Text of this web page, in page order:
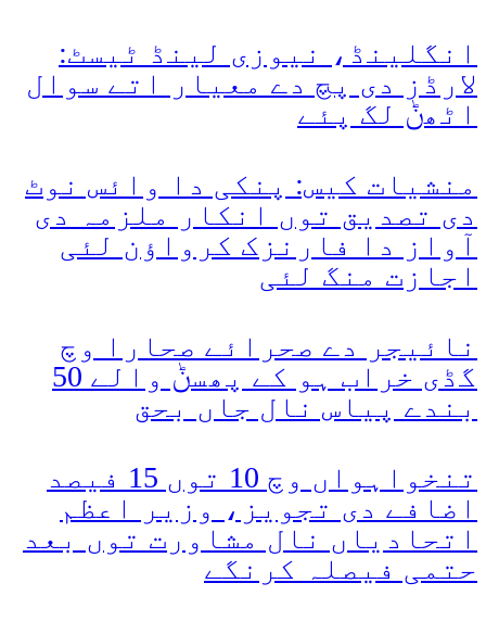
انگلینڈ، نیوزی لینڈ ٹیسٹ:
لارڈز دی پچ دے معیار اتے سوال
اٹھݨ لگ پئے
منشیات کیس: پنکی دا وائس نوٹ
دی تصدیق توں انکار ملزمہ دی
آواز دا فارنزک کرواؤن لئی
اجازت منگ لئی
نائیجر دے صحرائے صحارا وچ
گڈی خراب ہو کے پھسݨ والے 50
بندے پیاس نال جاں بحق
تنخواہواں وچ 10 توں 15 فیصد
اضافے دی تجویز، وزیر اعظم
اتحادیاں نال مشاورت توں بعد
حتمی فیصلہ کرنگے